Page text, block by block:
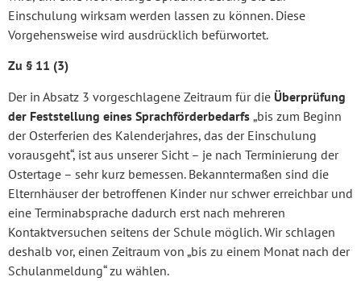
Einschulung wirksam werden lassen zu können. Diese
Vorgehensweise wird ausdrücklich befürwortet.
Zu § 11 (3)
Der in Absatz 3 vorgeschlagene Zeitraum für die Überprüfung
der Feststellung eines Sprachförderbedarfs „bis zum Beginn
der Osterferien des Kalenderjahres, das der Einschulung
vorausgeht“, ist aus unserer Sicht – je nach Terminierung der
Ostertage – sehr kurz bemessen. Bekanntermaßen sind die
Elternhäuser der betroffenen Kinder nur schwer erreichbar und
eine Terminabsprache dadurch erst nach mehreren
Kontaktversuchen seitens der Schule möglich. Wir schlagen
deshalb vor, einen Zeitraum von „bis zu einem Monat nach der
Schulanmeldung“ zu wählen.